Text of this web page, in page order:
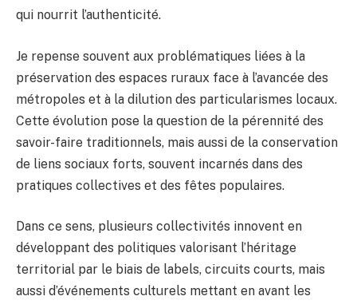
qui nourrit l’authenticité.
Je repense souvent aux problématiques liées à la
préservation des espaces ruraux face à l’avancée des
métropoles et à la dilution des particularismes locaux.
Cette évolution pose la question de la pérennité des
savoir-faire traditionnels, mais aussi de la conservation
de liens sociaux forts, souvent incarnés dans des
pratiques collectives et des fêtes populaires.
Dans ce sens, plusieurs collectivités innovent en
développant des politiques valorisant l’héritage
territorial par le biais de labels, circuits courts, mais
aussi d’événements culturels mettant en avant les